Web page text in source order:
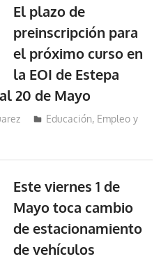
El plazo de
preinscripción para
el próximo curso en
la EOI de Estepa
20 de Mayo
Educación, Empleo y
Este viernes 1 de
Mayo toca cambio
de estacionamiento
de vehículos